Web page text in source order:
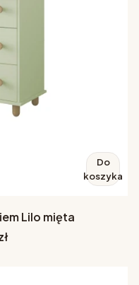
Do
koszyka
Lilo mięta